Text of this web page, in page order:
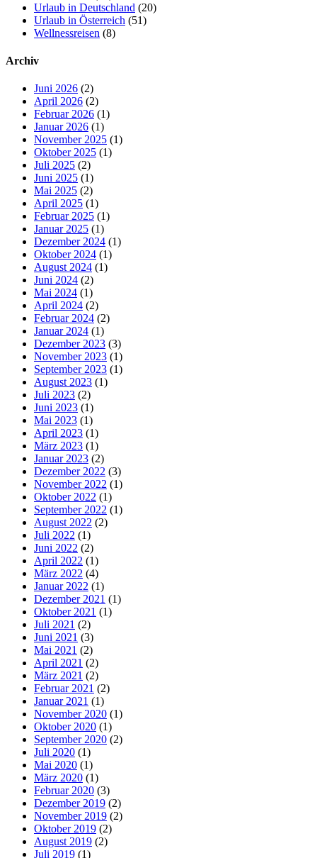
Urlaub in Deutschland (20)
Urlaub in Österreich (51)
Wellnessreisen (8)
Archiv
Juni 2026 (2)
April 2026 (2)
Februar 2026 (1)
Januar 2026 (1)
November 2025 (1)
Oktober 2025 (1)
Juli 2025 (2)
Juni 2025 (1)
Mai 2025 (2)
April 2025 (1)
Februar 2025 (1)
Januar 2025 (1)
Dezember 2024 (1)
Oktober 2024 (1)
August 2024 (1)
Juni 2024 (2)
Mai 2024 (1)
April 2024 (2)
Februar 2024 (2)
Januar 2024 (1)
Dezember 2023 (3)
November 2023 (1)
September 2023 (1)
August 2023 (1)
Juli 2023 (2)
Juni 2023 (1)
Mai 2023 (1)
April 2023 (1)
März 2023 (1)
Januar 2023 (2)
Dezember 2022 (3)
November 2022 (1)
Oktober 2022 (1)
September 2022 (1)
August 2022 (2)
Juli 2022 (1)
Juni 2022 (2)
April 2022 (1)
März 2022 (4)
Januar 2022 (1)
Dezember 2021 (1)
Oktober 2021 (1)
Juli 2021 (2)
Juni 2021 (3)
Mai 2021 (2)
April 2021 (2)
März 2021 (2)
Februar 2021 (2)
Januar 2021 (1)
November 2020 (1)
Oktober 2020 (1)
September 2020 (2)
Juli 2020 (1)
Mai 2020 (1)
März 2020 (1)
Februar 2020 (3)
Dezember 2019 (2)
November 2019 (2)
Oktober 2019 (2)
August 2019 (2)
Juli 2019 (1)